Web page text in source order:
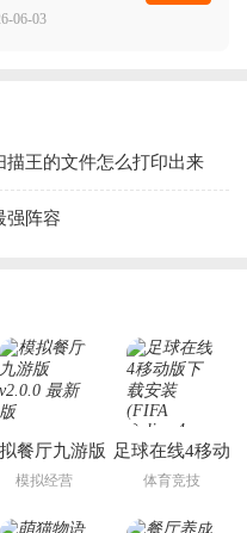
06-03
王的文件怎么打印出来
强阵容
餐厅九游版
模拟经营
足球在线4移动
版下载安装
M)
体育竞技